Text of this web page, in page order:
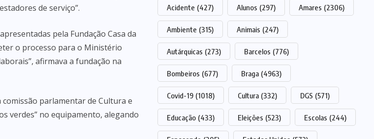
de serviço”.
pela Fundação Casa da
o processo para o Ministério
afirmava a fundação na
parlamentar de Cultura e
verdes” no equipamento, alegando
Acidente (427) Alunos (297) Amares (2306)
Ambiente (315) Animais (247)
Autárquicas (273) Barcelos (776)
Bombeiros (677) Braga (4963)
Covid-19 (1018) Cultura (332) DGS (571)
Educação (433) Eleições (523) Escolas (244)